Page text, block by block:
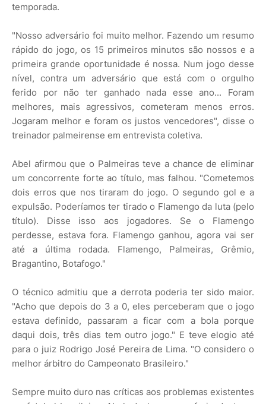
temporada.
"Nosso adversário foi muito melhor. Fazendo um resumo
rápido do jogo, os 15 primeiros minutos são nossos e a
primeira grande oportunidade é nossa. Num jogo desse
nível, contra um adversário que está com o orgulho
ferido por não ter ganhado nada esse ano... Foram
melhores, mais agressivos, cometeram menos erros.
Jogaram melhor e foram os justos vencedores", disse o
treinador palmeirense em entrevista coletiva.
Abel afirmou que o Palmeiras teve a chance de eliminar
um concorrente forte ao título, mas falhou. "Cometemos
dois erros que nos tiraram do jogo. O segundo gol e a
expulsão. Poderíamos ter tirado o Flamengo da luta (pelo
título). Disse isso aos jogadores. Se o Flamengo
perdesse, estava fora. Flamengo ganhou, agora vai ser
até a última rodada. Flamengo, Palmeiras, Grêmio,
Bragantino, Botafogo."
O técnico admitiu que a derrota poderia ter sido maior.
"Acho que depois do 3 a 0, eles perceberam que o jogo
estava definido, passaram a ficar com a bola porque
daqui dois, três dias tem outro jogo." E teve elogio até
para o juiz Rodrigo José Pereira de Lima. "O considero o
melhor árbitro do Campeonato Brasileiro."
Sempre muito duro nas críticas aos problemas existentes